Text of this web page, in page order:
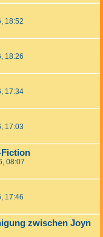
18:52
18:26
17:34
17:03
Fiction
08:07
17:46
zwischen Joyn